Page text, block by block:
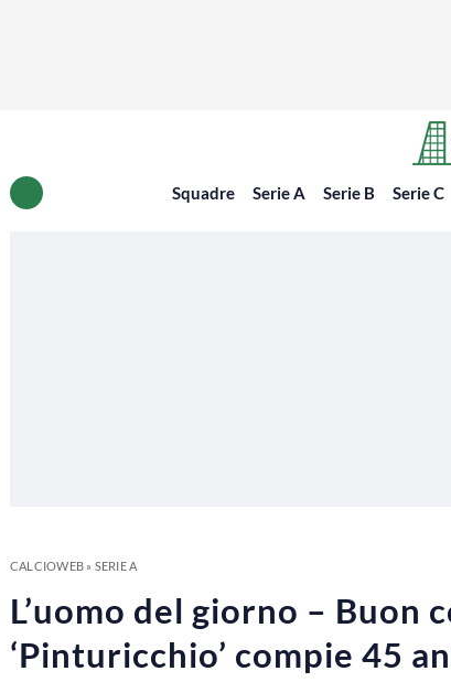
Squadre Serie A Serie B Serie C
CALCIOWEB» SERIE A
L’uomo del giorno – Buon
‘Pinturicchio’ compie 45